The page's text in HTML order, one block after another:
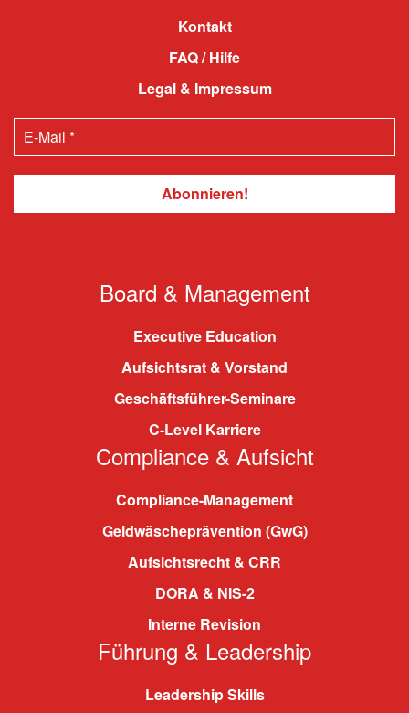
Kontakt
FAQ / Hilfe
Legal & Impressum
Board & Management
Executive Education
Aufsichtsrat & Vorstand
Geschäftsführer-Seminare
C-Level Karriere
Compliance & Aufsicht
Compliance-Management
Geldwäscheprävention (GwG)
Aufsichtsrecht & CRR
DORA & NIS-2
Interne Revision
Führung & Leadership
Leadership Skills